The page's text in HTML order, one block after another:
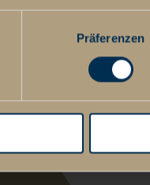
Präferenzen